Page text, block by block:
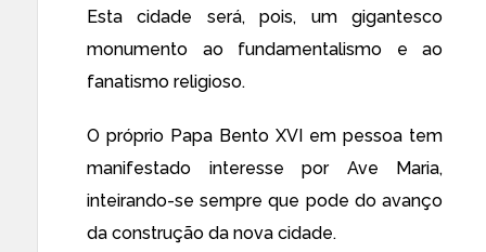
Esta cidade será, pois, um gigantesco
monumento ao fundamentalismo e ao
fanatismo religioso.
O próprio Papa Bento XVI em pessoa tem
manifestado interesse por Ave Maria,
inteirando-se sempre que pode do avanço
da construção da nova cidade.